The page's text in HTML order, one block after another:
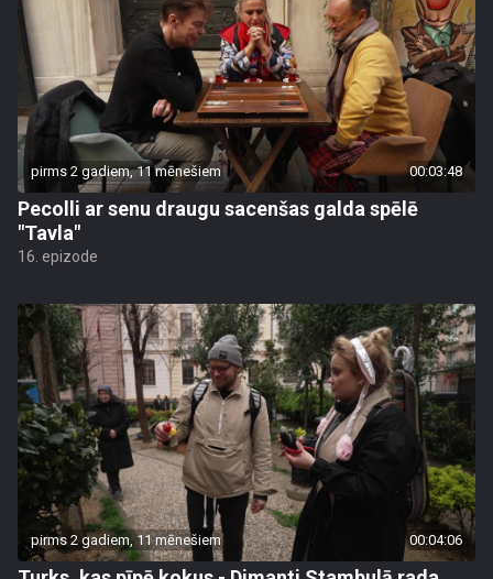
pirms 2 gadiem, 11 mēnešiem 00:03:48
Pecolli ar senu draugu sacenšas galda spēlē
"Tavla"
16. epizode
pirms 2 gadiem, 11 mēnešiem 00:04:06